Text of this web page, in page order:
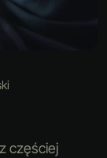
częściej